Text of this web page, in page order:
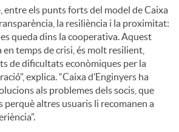
entre els punts forts del model de Caixa
la resiliència i la proximitat:
queda dins la cooperativa. Aquest
temps de crisi, és molt resilient,
de dificultats econòmiques per la
explica. “Caixa d’Enginyers ha
als problemes dels socis, que
perquè altres usuaris li recomanen a